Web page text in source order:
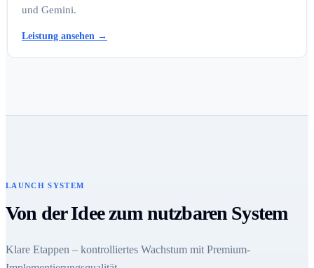
und Gemini.
Leistung ansehen →
LAUNCH SYSTEM
Von der Idee zum nutzbaren System
Klare Etappen – kontrolliertes Wachstum mit Premium-